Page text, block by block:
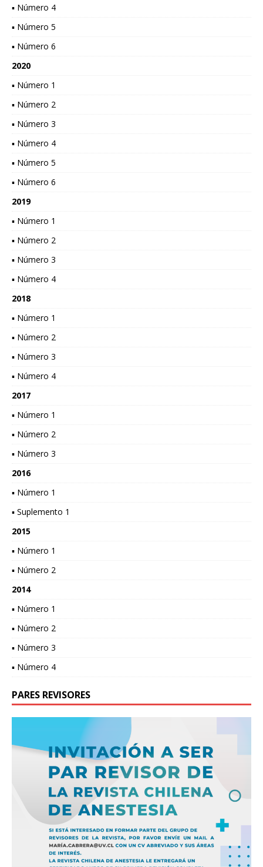
▪ Número 4
▪ Número 5
▪ Número 6
2020
▪ Número 1
▪ Número 2
▪ Número 3
▪ Número 4
▪ Número 5
▪ Número 6
2019
▪ Número 1
▪ Número 2
▪ Número 3
▪ Número 4
2018
▪ Número 1
▪ Número 2
▪ Número 3
▪ Número 4
2017
▪ Número 1
▪ Número 2
▪ Número 3
2016
▪ Número 1
▪ Suplemento 1
2015
▪ Número 1
▪ Número 2
2014
▪ Número 1
▪ Número 2
▪ Número 3
▪ Número 4
PARES REVISORES